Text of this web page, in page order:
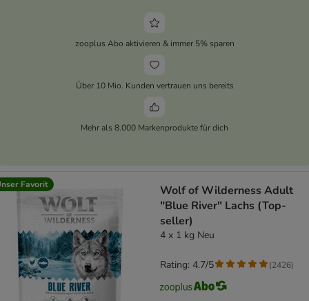
zooplus Abo aktivieren & immer 5% sparen
Über 10 Mio. Kunden vertrauen uns bereits
Mehr als 8.000 Markenprodukte für dich
Favorit
Wolf of Wilderness Adult
"Blue River" Lachs (Top-
seller)
4 x 1 kg Neu
Rating: 4.7/5 (2426)